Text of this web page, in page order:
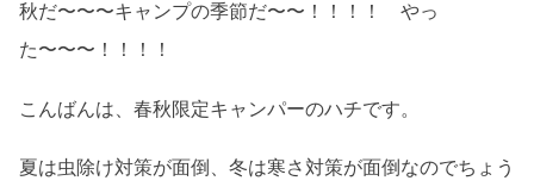
秋だ〜〜〜キャンプの季節だ〜〜！！！！ やっ
た〜〜〜！！！！
こんばんは、春秋限定キャンパーのハチです。
夏は虫除け対策が面倒、冬は寒さ対策が面倒なのでちょう